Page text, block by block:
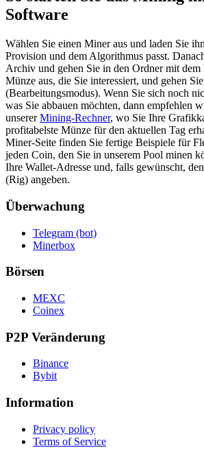
Software
Wählen Sie einen Miner aus und laden Sie
Provision und dem Algorithmus passt.
Archiv und gehen Sie in den Ordner mit
Münze aus, die Sie interessiert, und gehen
(Bearbeitungsmodus). Wenn Sie sich noch
was Sie abbauen möchten, dann empfehlen
unsererMining-Rechner, wo Sie Ihre
profitabelste Münze für den aktuellen Tag
Miner-Seite finden Sie fertige Beispiele für
jeden Coin, den Sie in unserem Pool minen
Ihre Wallet-Adresse und, falls gewünscht,
(Rig) angeben.
Überwachung
Telegram (bot)
Minerbox
Börsen
MEXC
Coinex
P2P Veränderung
Binance
Bybit
Information
Privacy policy
Terms of Service